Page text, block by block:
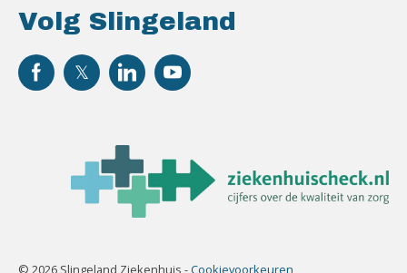
Volg Slingeland
© 2026 Slingeland Ziekenhuis -Cookievoorkeuren